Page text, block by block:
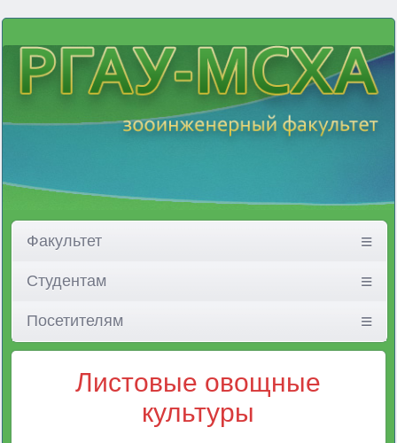
Факультет
Студентам
Посетителям
Листовые овощные
культуры